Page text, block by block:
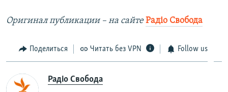
Оригинал публикации – на сайте Радіо Свобода
Поделиться Читать без VPN Follow us
Радіо Свобода